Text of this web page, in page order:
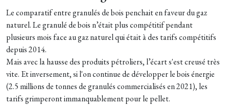
Le comparatif entre granulés de bois penchait en faveur du gaz
naturel. Le granulé de bois n’était plus compétitif pendant
plusieurs mois face au gaz naturel qui était à des tarifs compétitifs
depuis 2014.
Mais avec la hausse des produits pétroliers, l’écart s'est creusé très
vite. Et inversement, si l'on continue de développer le bois énergie
(2.5 millions de tonnes de granulés commercialisés en 2021), les
tarifs grimperont immanquablement pour le pellet.